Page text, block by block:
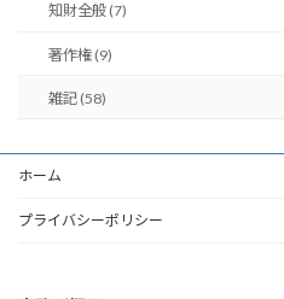
知財全般 (7)
著作権 (9)
雑記 (58)
ホーム
プライバシーポリシー